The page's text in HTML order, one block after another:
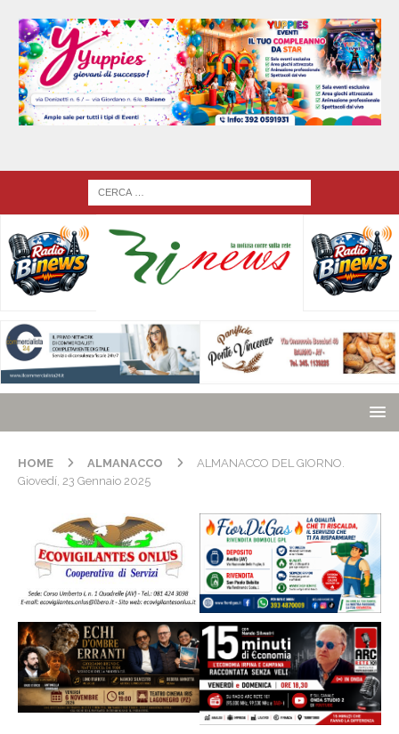
HOME ALMANACCO
ALMANACCO DEL GIORNO.
Giovedí, 23 Gennaio 2025